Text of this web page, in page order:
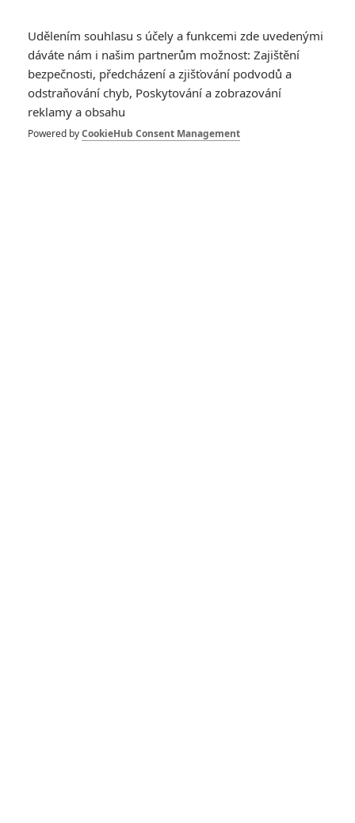
Heslo:
Zůstat přihlášen
Udělením souhlasu s účely a funkcemi zde uvedenými
dáváte nám i našim partnerům možnost: Zajištění
bezpečnosti, předcházení a zjišťování podvodů a
odstraňování chyb, Poskytování a zobrazování
reklamy a obsahu
Powered byCookieHub Consent Management